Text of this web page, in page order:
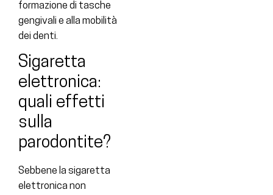
formazione di tasche
gengivali e alla mobilità
dei denti.
Sigaretta
elettronica:
quali effetti
sulla
parodontite?
Sebbene la sigaretta
elettronica non